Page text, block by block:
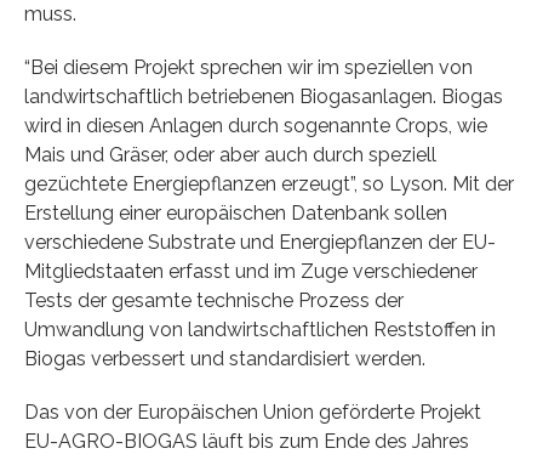
muss.
“Bei diesem Projekt sprechen wir im speziellen von
landwirtschaftlich betriebenen Biogasanlagen. Biogas
wird in diesen Anlagen durch sogenannte Crops, wie
Mais und Gräser, oder aber auch durch speziell
gezüchtete Energiepflanzen erzeugt”, so Lyson. Mit der
Erstellung einer europäischen Datenbank sollen
verschiedene Substrate und Energiepflanzen der EU-
Mitgliedstaaten erfasst und im Zuge verschiedener
Tests der gesamte technische Prozess der
Umwandlung von landwirtschaftlichen Reststoffen in
Biogas verbessert und standardisiert werden.
Das von der Europäischen Union geförderte Projekt
EU-AGRO-BIOGAS läuft bis zum Ende des Jahres